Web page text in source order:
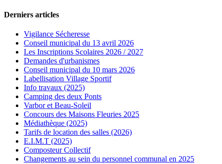
Derniers articles
Vigilance Sécheresse
Conseil municipal du 13 avril 2026
Les Inscriptions Scolaires 2026 / 2027
Demandes d'urbanismes
Conseil municipal du 10 mars 2026
Labellisation Village Sportif
Info travaux (2025)
Camping des deux Ponts
Varbor et Beau-Soleil
Concours des Maisons Fleuries 2025
Médiathèque (2025)
Tarifs de location des salles (2026)
E.I.M.T (2025)
Composteur Collectif
Changements au sein du personnel communal en 2025